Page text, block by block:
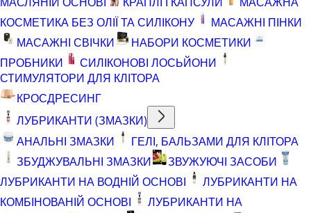
КОСМЕТИКА БЕЗ ОЛІЇ ТА СИЛІКОНУ
МАСАЖНІ ПІНКИ
МАСАЖНІ СВІЧКИ
НАБОРИ КОСМЕТИКИ
ПРОБНИКИ
СИЛІКОНОВІ ЛОСЬЙОНИ
СТИМУЛЯТОРИ ДЛЯ КЛІТОРА
КРОСДРЕСИНГ
ЛУБРИКАНТИ (ЗМАЗКИ)
АНАЛЬНІ ЗМАЗКИ
ГЕЛІ, БАЛЬЗАМИ ДЛЯ КЛІТОРА
ЗБУДЖУВАЛЬНІ ЗМАЗКИ
ЗВУЖУЮЧІ ЗАСОБИ
ЛУБРИКАНТИ НА ВОДНІЙ ОСНОВІ
ЛУБРИКАНТИ НА
КОМБІНОВАНІЙ ОСНОВІ
ЛУБРИКАНТИ НА